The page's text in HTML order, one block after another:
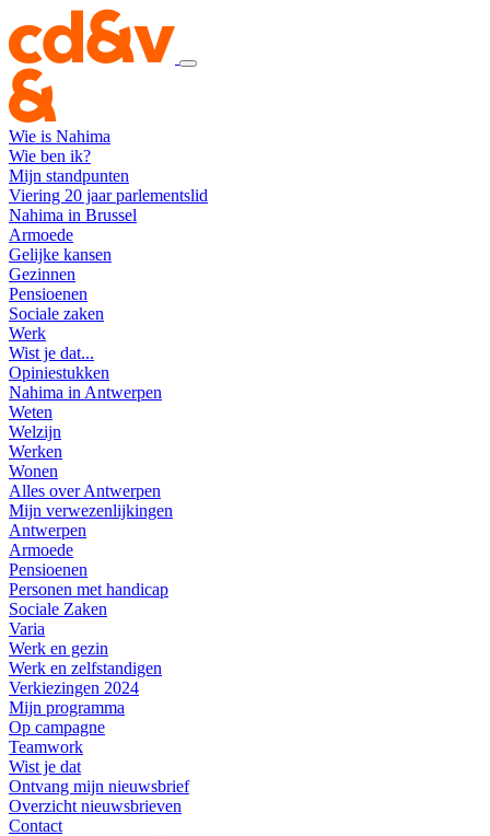
Wie is Nahima
Wie ben ik?
Mijn standpunten
Viering 20 jaar parlementslid
Nahima in Brussel
Armoede
Gelijke kansen
Gezinnen
Pensioenen
Sociale zaken
Werk
Wist je dat...
Opiniestukken
Nahima in Antwerpen
Weten
Welzijn
Werken
Wonen
Alles over Antwerpen
Mijn verwezenlijkingen
Antwerpen
Armoede
Pensioenen
Personen met handicap
Sociale Zaken
Varia
Werk en gezin
Werk en zelfstandigen
Verkiezingen 2024
Mijn programma
Op campagne
Teamwork
Wist je dat
Ontvang mijn nieuwsbrief
Overzicht nieuwsbrieven
Contact